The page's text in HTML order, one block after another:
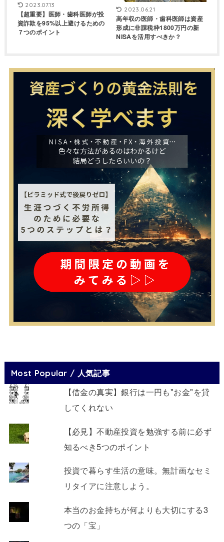
2023.07.13
【超重要】医師・歯科医師が投
資詐欺を95%以上避けるための
７つのポイント
2023.06.21
高年収の医師・歯科医師は資産
形成に非課税枠1800万円の新
NISAを活用すべきか？
Most Popular / 人気記事
【借金の真実】銀行は一円も"お金"を貸
してくれない
【必見】不動産投資を勉強する前に必ず
知るべき5つのポイント
投資で暮らす生活の意味。無計画なセミ
リタイアに注意しよう。
本当のお金持ちが何よりも大切にする3
つの「宝」